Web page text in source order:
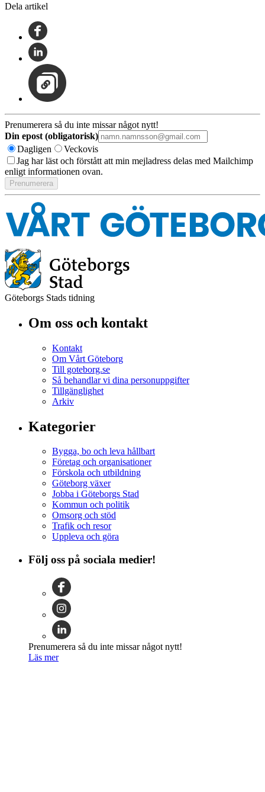
Dela artikel
Prenumerera så du inte missar något nytt!
Din epost (obligatorisk)
Dagligen
Veckovis
Jag har läst och förstått att min mejladress delas med Mailchimp
enligt informationen ovan.
Göteborgs Stads tidning
Om oss och kontakt
Kontakt
Om Vårt Göteborg
Till goteborg.se
Så behandlar vi dina personuppgifter
Tillgänglighet
Arkiv
Kategorier
Bygga, bo och leva hållbart
Företag och organisationer
Förskola och utbildning
Göteborg växer
Jobba i Göteborgs Stad
Kommun och politik
Omsorg och stöd
Trafik och resor
Uppleva och göra
Följ oss på sociala medier!
Prenumerera så du inte missar något nytt!
Läs mer